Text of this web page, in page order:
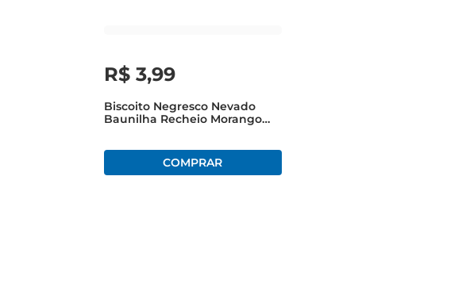
R$ 3,99
Biscoito Negresco Nevado
Baunilha Recheio Morango